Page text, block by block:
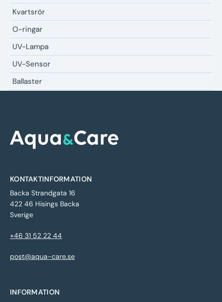
Kvartsrör
O-ringar
UV-Lampa
UV-Sensor
Ballaster
KONTAKTINFORMATION
Backa Strandgata 16
422 46 Hisings Backa
Sverige
+46 31 52 22 44
post@aqua-care.se
INFORMATION